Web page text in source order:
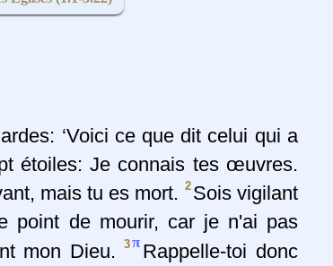
‘Voici ce que dit celui qui a
étoiles: Je connais tes œuvres.
mais tu es mort. 2 Sois vigilant
point de mourir, car je n'ai pas
mon Dieu.
3π Rappelle-toi donc